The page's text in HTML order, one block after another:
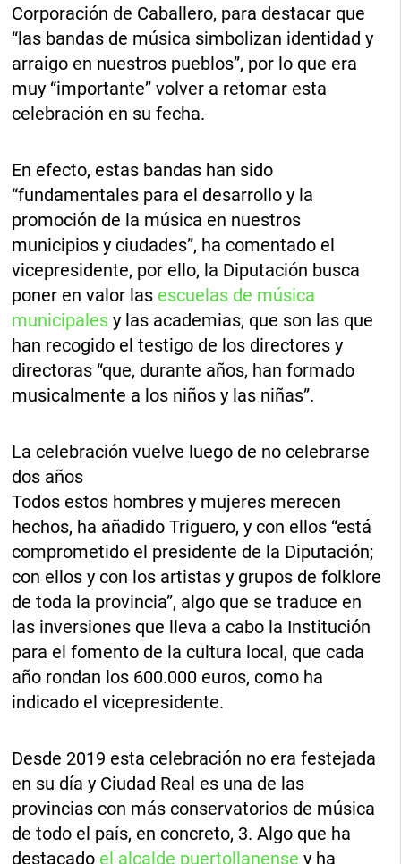
Corporación de Caballero, para destacar que
“las bandas de música simbolizan identidad y
arraigo en nuestros pueblos”, por lo que era
muy “importante” volver a retomar esta
celebración en su fecha.
En efecto, estas bandas han sido
“fundamentales para el desarrollo y la
promoción de la música en nuestros
municipios y ciudades”, ha comentado el
vicepresidente, por ello, la Diputación busca
poner en valor las escuelas de música
municipales y las academias, que son las que
han recogido el testigo de los directores y
directoras “que, durante años, han formado
musicalmente a los niños y las niñas”.
La celebración vuelve luego de no celebrarse
dos años
Todos estos hombres y mujeres merecen
hechos, ha añadido Triguero, y con ellos “está
comprometido el presidente de la Diputación;
con ellos y con los artistas y grupos de folklore
de toda la provincia”, algo que se traduce en
las inversiones que lleva a cabo la Institución
para el fomento de la cultura local, que cada
año rondan los 600.000 euros, como ha
indicado el vicepresidente.
Desde 2019 esta celebración no era festejada
en su día y Ciudad Real es una de las
provincias con más conservatorios de música
de todo el país, en concreto, 3. Algo que ha
destacado el alcalde puertollanense y ha